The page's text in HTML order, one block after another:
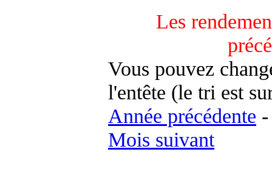
Les
Vous pouvez
l'entête (le tri est
Année précédente -
Mois suivant